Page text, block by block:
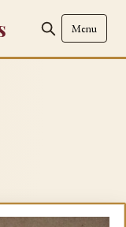
Menu